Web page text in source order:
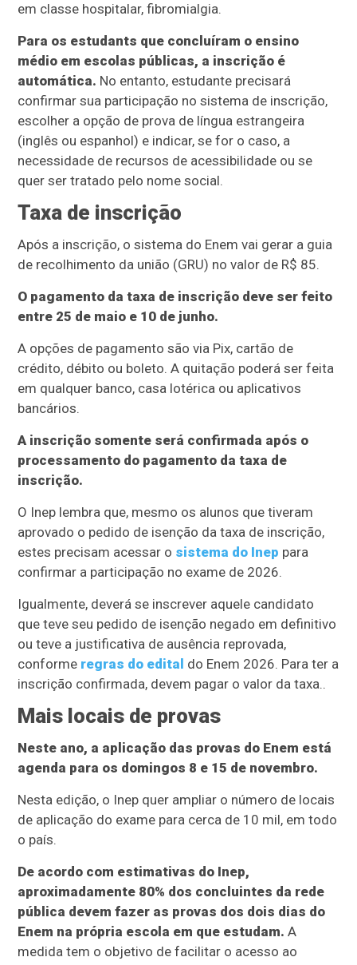
em classe hospitalar, fibromialgia.
Para os estudants que concluíram o ensino
médio em escolas públicas, a inscrição é
automática. No entanto, estudante precisará
confirmar sua participação no sistema de inscrição,
escolher a opção de prova de língua estrangeira
(inglês ou espanhol) e indicar, se for o caso, a
necessidade de recursos de acessibilidade ou se
quer ser tratado pelo nome social.
Taxa de inscrição
Após a inscrição, o sistema do Enem vai gerar a guia
de recolhimento da união (GRU) no valor de R$ 85.
O pagamento da taxa de inscrição deve ser feito
entre 25 de maio e 10 de junho.
A opções de pagamento são via Pix, cartão de
crédito, débito ou boleto. A quitação poderá ser feita
em qualquer banco, casa lotérica ou aplicativos
bancários.
A inscrição somente será confirmada após o
processamento do pagamento da taxa de
inscrição.
O Inep lembra que, mesmo os alunos que tiveram
aprovado o pedido de isenção da taxa de inscrição,
estes precisam acessar o sistema do Inep para
confirmar a participação no exame de 2026.
Igualmente, deverá se inscrever aquele candidato
que teve seu pedido de isenção negado em definitivo
ou teve a justificativa de ausência reprovada,
conforme regras do edital do Enem 2026. Para ter a
inscrição confirmada, devem pagar o valor da taxa..
Mais locais de provas
Neste ano, a aplicação das provas do Enem está
agenda para os domingos 8 e 15 de novembro.
Nesta edição, o Inep quer ampliar o número de locais
de aplicação do exame para cerca de 10 mil, em todo
o país.
De acordo com estimativas do Inep,
aproximadamente 80% dos concluintes da rede
pública devem fazer as provas dos dois dias do
Enem na própria escola em que estudam. A
medida tem o objetivo de facilitar o acesso ao